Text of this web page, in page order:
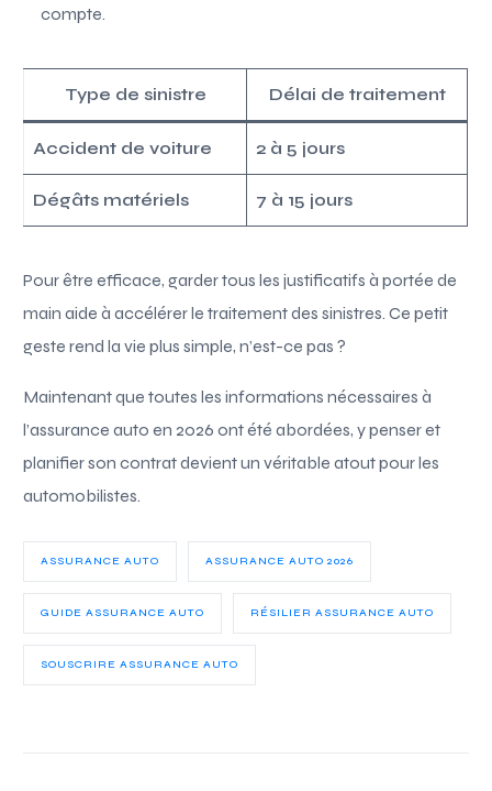
compte.
Type de sinistre Délai de traitement
Accident de voiture 2 à 5 jours
Dégâts matériels 7 à 15 jours
Pour être efficace, garder tous les justificatifs à portée de
main aide à accélérer le traitement des sinistres. Ce petit
geste rend la vie plus simple, n’est-ce pas ?
Maintenant que toutes les informations nécessaires à
l’assurance auto en 2026 ont été abordées, y penser et
planifier son contrat devient un véritable atout pour les
automobilistes.
ASSURANCE AUTO ASSURANCE AUTO 2026
GUIDE ASSURANCE AUTO RÉSILIER ASSURANCE AUTO
SOUSCRIRE ASSURANCE AUTO